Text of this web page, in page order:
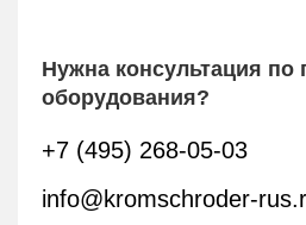
Нужна консультация по
оборудования?
+7 (495) 268-05-03
info@kromschroder-